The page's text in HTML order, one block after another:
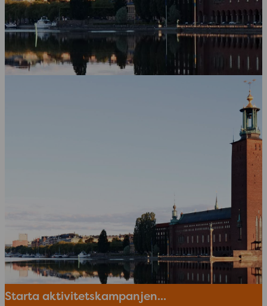
Starta aktivitetskampanjen...